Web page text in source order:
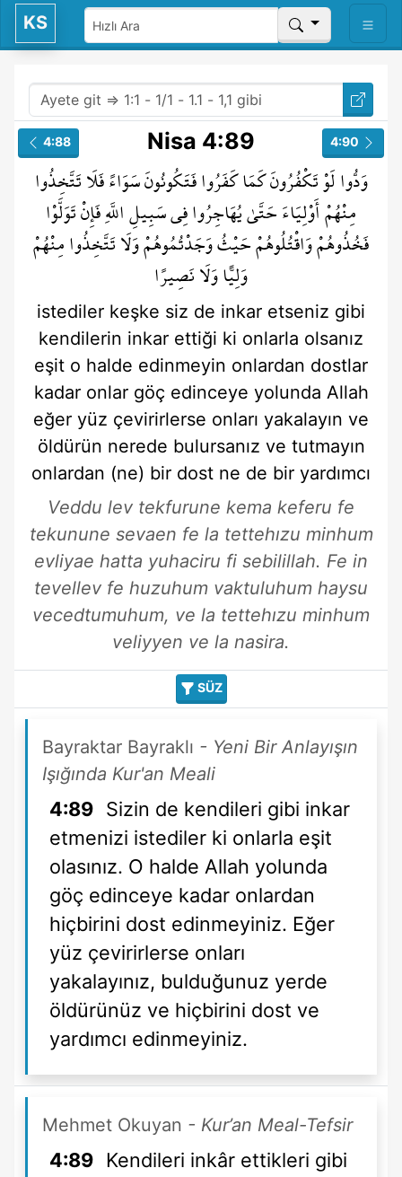
KS
4:88 4:90
Nisa 4:89
وَدُّوالَوْتَكْفُرُونَكَمَاكَفَرُوافَتَكُونُونَسَوَاءًفَلَاتَتَّخِذُوا
مِنْهُمْأَوْلِيَاءَحَتَّىٰيُهَاجِرُوافِيسَبِيلِاللَّهِفَإِنْتَوَلَّوْا
فَخُذُوهُمْوَاقْتُلُوهُمْحَيْثُوَجَدْتُمُوهُمْوَلَاتَتَّخِذُوامِنْهُمْ
وَلِيًّاوَلَانَصِيرًا
istediler keşke siz de inkar etseniz gibi
kendilerin inkar ettiği ki onlarla olsanız
eşit o halde edinmeyin onlardan dostlar
kadar onlar göç edinceye yolunda Allah
eğer yüz çevirirlerse onları yakalayın ve
öldürün nerede bulursanız ve tutmayın
onlardan (ne) bir dost ne de bir yardımcı
Veddu lev tekfurune kema keferu fe
tekunune sevaen fe la tettehızu minhum
evliyae hatta yuhaciru fi sebilillah. Fe in
tevellev fe huzuhum vaktuluhum haysu
vecedtumuhum, ve la tettehızu minhum
veliyyen ve la nasira.
SÜZ
Bayraktar Bayraklı - Yeni Bir Anlayışın
Işığında Kur'an Meali
4:89 Sizin de kendileri gibi inkar
etmenizi istediler ki onlarla eşit
olasınız. O halde Allah yolunda
göç edinceye kadar onlardan
hiçbirini dost edinmeyiniz. Eğer
yüz çevirirlerse onları
yakalayınız, bulduğunuz yerde
öldürünüz ve hiçbirini dost ve
yardımcı edinmeyiniz.
Mehmet Okuyan - Kur’an Meal-Tefsir
4:89
Kendileri inkâr ettikleri gibi